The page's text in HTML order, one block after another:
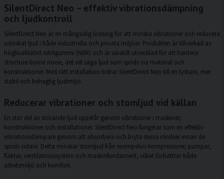
SilentDirect Neo – effektiv vibrationsdämpning
och ljudkontroll
SilentDirect Neo är en mångsidig lösning för att minska vibrationer och reducera
oönskat ljud i både industriella och privata miljöer. Produkten är tillverkad av
högkvalitativt nitrilgummi (NBR) och är särskilt utvecklad för att hantera
structure-borne noise, det vill säga ljud som sprids via material och
konstruktioner. Med rätt installation bidrar SilentDirect Neo till en tystare, mer
stabil och behaglig ljudmiljö.
Reducerar vibrationer och stomljud vid källan
En stor del av störande ljud uppstår genom vibrationer i maskiner,
konstruktioner och installationer. SilentDirect Neo fungerar som en effektiv
vibrationsdämpare genom att absorbera och bryta dessa rörelser innan de
sprids vidare. Detta minskar stomljud från exempelvis kompressorer, pumpar,
fläktar, ventilationssystem och maskinfundament, vilket förbättrar både
arbetsmiljö och komfort.